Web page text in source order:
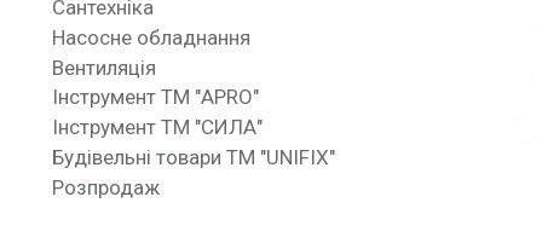
Сантехніка
Насосне обладнання
Вентиляція
Інструмент ТМ "APRO"
Інструмент ТМ "СИЛА"
Будівельні товари ТМ "UNIFIX"
Розпродаж